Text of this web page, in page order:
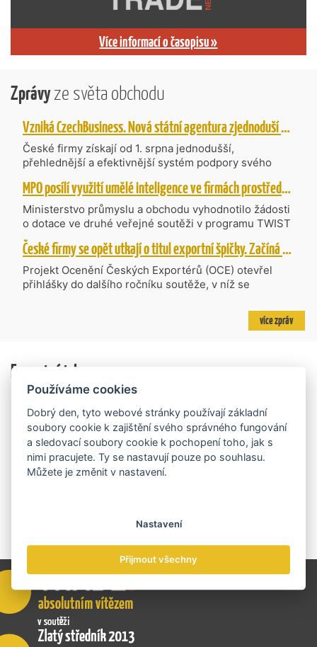
Více informací o časopisu »
Zprávyze světa obchodu
Vzniká CzechBusiness. Nová státní agentura zjednoduší podporu českých firem
České firmy získají od 1. srpna jednodušší,
přehlednější a efektivnější systém podpory svého
CzechBusiness, která propojuje dosavadní
kompetence agentur CzechTrade a CzechInvest.
Firmám nabídne jednoho partnera pro rozvoj od
inovací až po zahraniční expanzi.
MPO posílí využití umělé inteligence ve firmách prostřednictvím 40 projektů z programu TWIST
Ministerstvo průmyslu a obchodu vyhodnotilo žádosti
o dotace ve druhé veřejné soutěži v programu TWIST
– Transfer, Výzkum, Vývoj a Inovace pro Strategické
Technologie, do které bylo podáno 318 návrhů
projektů požadujících dotaci o celkovém objemu 4,27
mld. Kč. Částkou 630 mil. Kč bude podpořeno čtyřicet
nejlépe hodnocených projektů zaměřených na
výzkum v oblasti umělé inteligence a její aplikace do
podnikových procesů a do vývoje nových produktů na
na přípravě rozpočtu na rok 2027.
České firmy se opět utkají o titul exportní špičky. Začíná další ročník Ocenění Českých Exportérů
Projekt Ocenění Českých Exportérů (OCE) otevřel
přihlášky do dalšího ročníku soutěže, v níž se
Projekt dlouhodobě vyzdvihuje, podporuje a oceňuje
podniky, které úspěšně prosazují své produkty a
ekonomické výsledky, ale také silný podnikatelský
příběh.
více zpráv
Exportní trhy
Používáme cookies
Dobrý den, tyto webové stránky používají základní
soubory cookie k zajištění svého správného fungování
a sledovací soubory cookie k pochopení toho, jak s
nimi pracujete. Ty se nastavují pouze po souhlasu.
Můžete je změnit v nastavení.
Nastavení
Přijmout všechny